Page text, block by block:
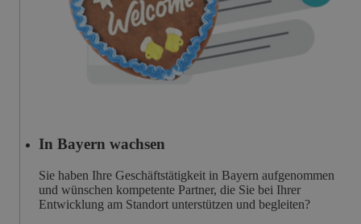
In Bayern wachsen
Sie haben Ihre Geschäftstätigkeit in Bayern aufgenommen
und wünschen kompetente Partner, die Sie bei Ihrer
Entwicklung am Standort unterstützen und begleiten?